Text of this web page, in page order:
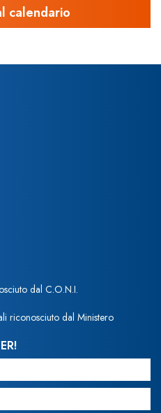
dal C.O.N.I.
riconosciuto dal Ministero